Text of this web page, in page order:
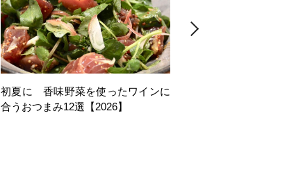
初夏に 香味野菜を使ったワインに
合うおつまみ12選【2026】